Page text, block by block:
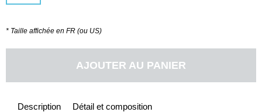
* Taille affichée en FR (ou US)
AJOUTER AU PANIER
Description Détail et composition